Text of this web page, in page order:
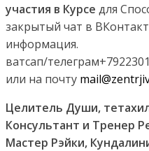
участия в Курсе для
закрытый чат в
информация.
ватсап/
или на почту
Целитель Души,
Консультант и Тренер
Мастер Рэйки,